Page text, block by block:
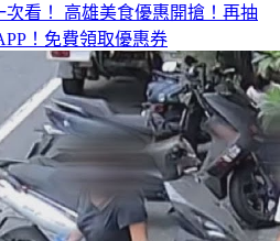
看！ 高雄美食優惠開搶！再抽
！免費領取優惠券